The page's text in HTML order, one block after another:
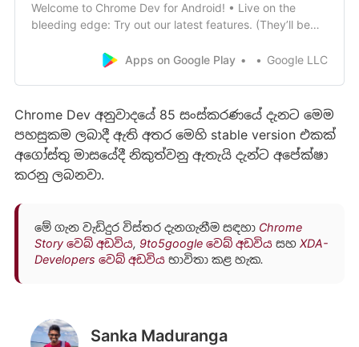
Welcome to Chrome Dev for Android! • Live on the
bleeding edge: Try out our latest features. (They’ll be
know what you think and help make Chrome for Android
Apps on Google Play Google LLC
Chrome Dev අනුවාදයේ 85 සංස්කරණයේ දැනට මෙම
පහසුකම ලබාදී ඇති අතර මෙහි stable version එකක්
අගෝස්තු මාසයේදී නිකුත්වනු ඇතැයි දැන්ට අපේක්ෂා
කරනු ලබනවා.
මේ ගැන වැඩිදුර විස්තර දැනගැනීම සඳහා Chrome
Story වෙබ් අඩවිය, 9to5google වෙබ් අඩවියසහ XDA-
Developers වෙබ් අඩවියභාවිතා කළ හැක.
Sanka Maduranga